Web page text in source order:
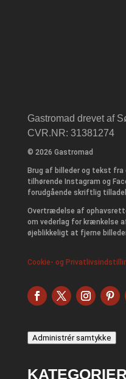
Gastromad drevet af
CVR.NR: 31381274
© 2026 Gastromad
Brug af billeder og tekst fra
tilhørende Instagram og
forudgående skriftlig
Overtrædelse af
om vederlag for krænkelse
øjeblikkeligt at fjerne
Cookie- og
Administrér samtykke
KATEGORIER